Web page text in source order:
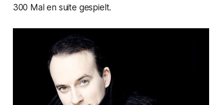
300 Mal en suite gespielt.